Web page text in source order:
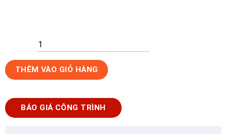
Gạch
Trang
60x60cm
Trung
THÊM VÀO GIỎ HÀNG
BÁO GIÁ CÔNG TRÌNH